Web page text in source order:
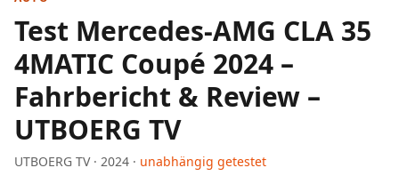
Test Mercedes-AMG CLA 35
4MATIC Coupé 2024 –
Fahrbericht & Review –
UTBOERG TV
UTBOERG TV · 2024 · unabhängig getestet